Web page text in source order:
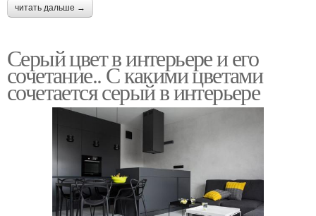
читать дальше →
Серый цвет в интерьере и его
сочетание.. С какими цветами
сочетается серый в интерьере